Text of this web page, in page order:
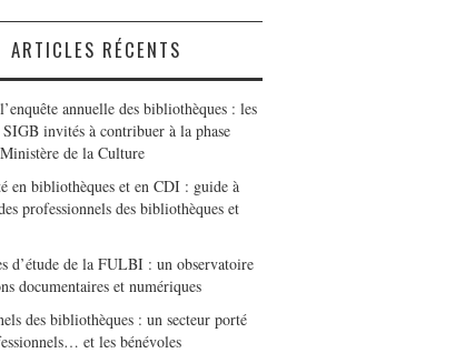
ARTICLES RÉCENTS
annuelle des bibliothèques : les
SIGB invités à contribuer à la phase
de la Culture
en bibliothèques et en CDI : guide à
professionnels des bibliothèques et
d’étude de la FULBI : un observatoire
documentaires et numériques
des bibliothèques : un secteur porté
et les bénévoles